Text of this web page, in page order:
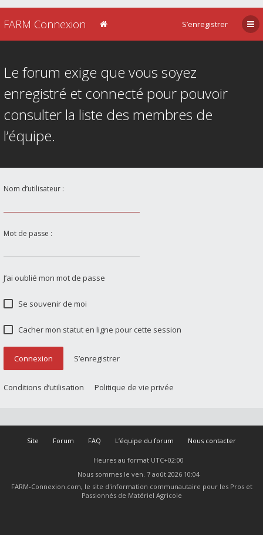
FARM Connexion S’enregistrer
Le forum exige que vous soyez
enregistré et connecté pour pouvoir
consulter la liste des membres de
l’équipe.
Nom d’utilisateur :
Mot de passe :
J’ai oublié mon mot de passe
Se souvenir de moi
Cacher mon statut en ligne pour cette session
Connexion S’enregistrer
Conditions d’utilisation Politique de vie privée
Site Forum FAQ L’équipe du forum Nous contacter
Heures au format UTC+02:00
Nous sommes le ven. 7 août 2026 10:04
FARM-Connexion.com, le site d'information communautaire pour les Pros et
Passionnés de Matériel Agricole